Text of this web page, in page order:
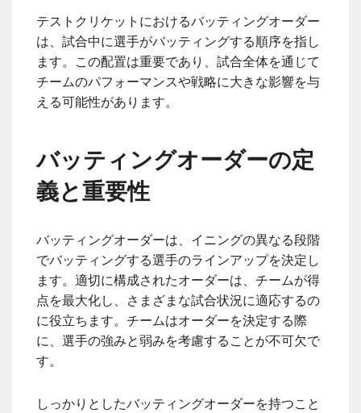
テストクリケットにおけるバッティングオーダー
は、試合中に選手がバッティングする順序を指し
ます。この配置は重要であり、試合全体を通じて
チームのパフォーマンスや戦略に大きな影響を与
える可能性があります。
バッティングオーダーの定
義と重要性
バッティングオーダーは、イニングの異なる段階
でバッティングする選手のラインアップを決定し
ます。適切に構成されたオーダーは、チームが得
点を最大化し、さまざまな試合状況に適応するの
に役立ちます。チームはオーダーを決定する際
に、選手の強みと弱みを考慮することが不可欠で
す。
しっかりとしたバッティングオーダーを持つこと